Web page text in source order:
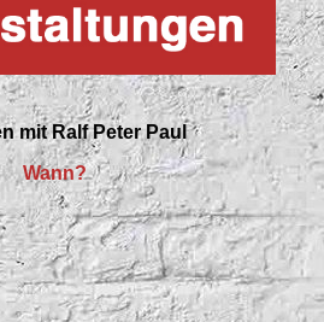
mitRalf Peter Paul
Wann?